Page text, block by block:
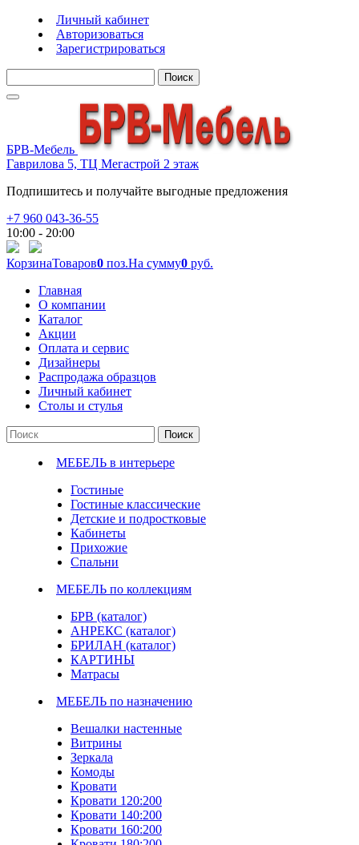
Личный кабинет
Авторизоваться
Зарегистрироваться
Поиск
БРВ-Мебель
Гаврилова 5, ТЦ Мегастрой 2 этаж
Подпишитесь и получайте выгодные предложения
+7 960 043-36-55
10:00 - 20:00
КорзинаТоваров0 поз.На сумму0 руб.
Главная
О компании
Каталог
Акции
Оплата и сервис
Дизайнеры
Распродажа образцов
Личный кабинет
Столы и стулья
Поиск
МЕБЕЛЬ в интерьере
Гостиные
Гостиные классические
Детские и подростковые
Кабинеты
Прихожие
Спальни
МЕБЕЛЬ по коллекциям
БРВ (каталог)
АНРЕКС (каталог)
БРИЛАН (каталог)
КАРТИНЫ
Матрасы
МЕБЕЛЬ по назначению
Вешалки настенные
Витрины
Зеркала
Комоды
Кровати
Кровати 120:200
Кровати 140:200
Кровати 160:200